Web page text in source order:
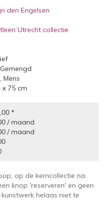
den Engelsen
Utrecht collectie
Mens
x 75 cm
*
/ maand
/ maand
op de kerncollectie na.
knop 'reserveren' en geen
helaas niet te